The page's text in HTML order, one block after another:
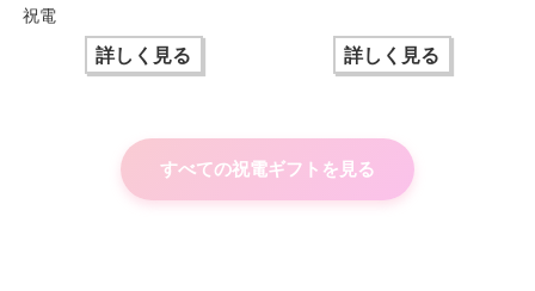
祝電
詳しく見る 詳しく見る
すべての祝電ギフトを見る